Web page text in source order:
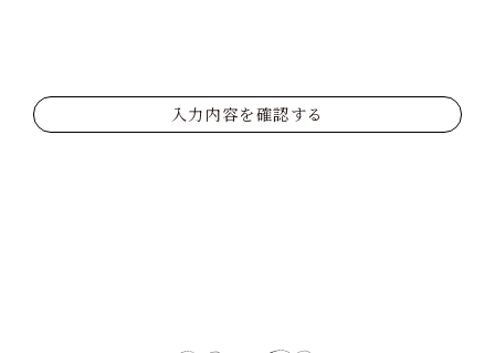
入力内容を確認する